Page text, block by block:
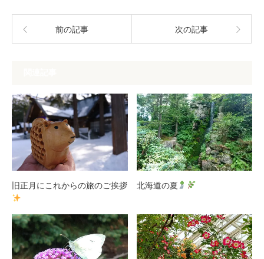
前の記事 次の記事
旧正月にこれからの旅のご挨拶 北海道の夏